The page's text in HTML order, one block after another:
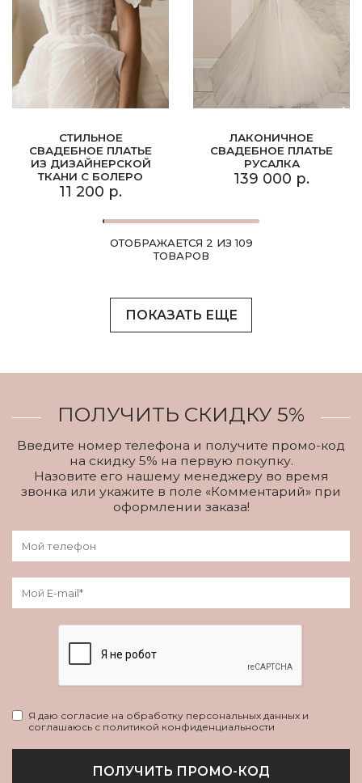
СТИЛЬНОЕ
СВАДЕБНОЕ ПЛАТЬЕ
ИЗ ДИЗАЙНЕРСКОЙ
ТКАНИ С БОЛЕРО
11 200 р.
ЛАКОНИЧНОЕ
СВАДЕБНОЕ ПЛАТЬЕ
РУСАЛКА
139 000 р.
ОТОБРАЖАЕТСЯ 2 ИЗ 109
ТОВАРОВ
ПОКАЗАТЬ ЕЩЕ
ПОЛУЧИТЬ СКИДКУ 5%
Введите номер телефона и получите промо-код
на скидку 5% на первую покупку.
Назовите его нашему менеджеру во время
звонка или укажите в поле «Комментарий» при
оформлении заказа!
Я даю согласие на обработку персональных данных и
соглашаюсь с политикой конфиденциальности
ПОЛУЧИТЬ ПРОМО-КОД